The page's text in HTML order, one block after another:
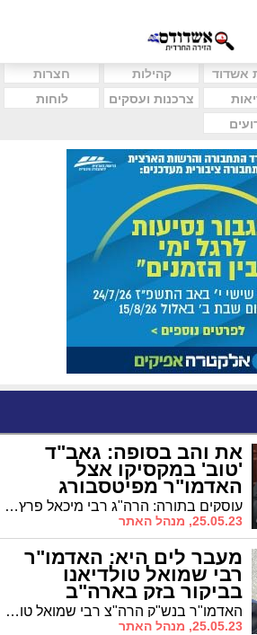
אשדוד קהילות
חצרות
צרכנות ועסקים
לוחות
את והב בסופה: גאב"ד
'טוב' במקסיקו אצל
האדמו"ר מפיטסבורג
עוסקים בתורה: הרה"ג רבי מיכאל פרץ רב ק"ק "טוב" במקסיקו נפגש עם האדמו"ר מפיטסבורג
25.05.23, מנהל האתר
מעבר לים היא: האדמו"ר
רבי שמואל טולדיאנו
בביקור בזק בארה"ב
האדמו"ר בנש"ק הרה"צ רבי שמואל טולידאנו שליט"א נכדו של האדמו"ר הבבא מאיר זצוק"ל ראש מוסדות התורה והחסד "בית מאיר" בסיטי, ערך ביקור בזק בארה"ב
25.05.23, מנהל האתר